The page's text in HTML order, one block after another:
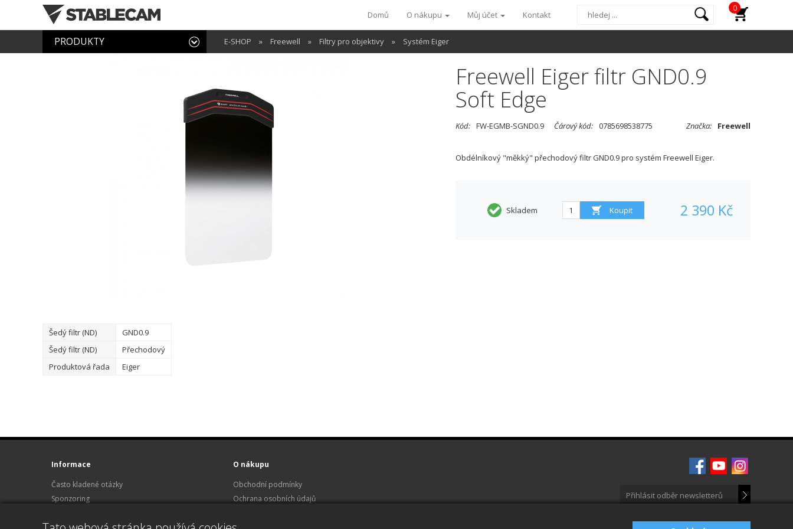
0
Domů O nákupu Můj účet Kontakt
PRODUKTY E-SHOP » Freewell » Filtry pro objektivy » Systém Eiger
Freewell Eiger filtr GND0.9
Soft Edge
Kód: FW-EGMB-SGND0.9 Čárový kód: 0785698538775 Značka: Freewell
Obdélníkový "měkký" přechodový filtr GND0.9 pro systém Freewell Eiger.
Skladem 2 390 Kč
Šedý filtr (ND)
GND0.9
Šedý filtr (ND)
Přechodový
Produktová řada
Eiger
Informace
Často kladené otázky
Sponzoring
Kariéra
O nákupu
Obchodní podmínky
Ochrana osobních údajů
O nákupu